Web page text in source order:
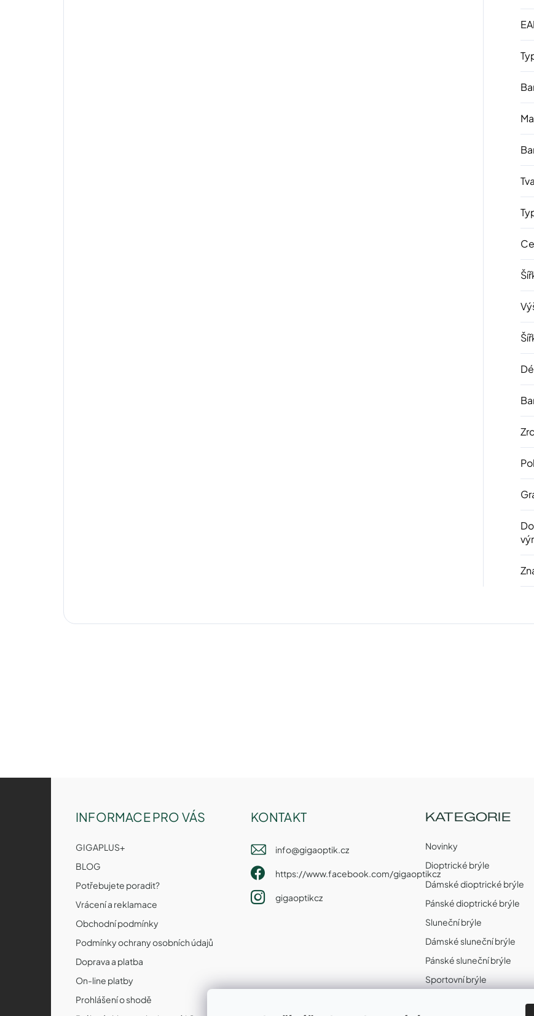
INFORMACE PRO VÁS
GIGAPLUS+
BLOG
Potřebujete poradit?
Vrácení a reklamace
Obchodní podmínky
Podmínky ochrany osobních údajů
Doprava a platba
On-line platby
Prohlášení o shodě
KONTAKT
info@gigaoptik.cz
https://www.facebook.com/gigaoptikcz
gigaoptikcz
KATEGORIE
Novinky
Dioptrické brýle
Dámské dioptrické brýle
Pánské dioptrické brýle
Sluneční brýle
Dámské sluneční brýle
Pánské sluneční brýle
Sportovní brýle